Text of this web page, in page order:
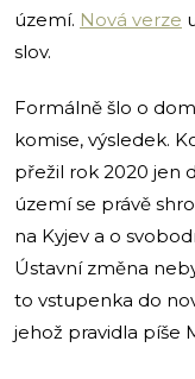
území. Nová verze
slov.
Formálně šlo o
komise, výsledek.
přežil rok 2020 jen
území se právě
na Kyjev a o
Ústavní změna
to vstupenka do
jehož pravidla píše